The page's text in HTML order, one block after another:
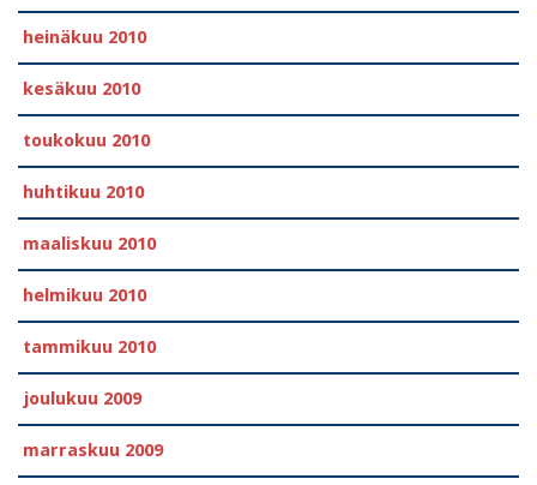
heinäkuu 2010
kesäkuu 2010
toukokuu 2010
huhtikuu 2010
maaliskuu 2010
helmikuu 2010
tammikuu 2010
joulukuu 2009
marraskuu 2009